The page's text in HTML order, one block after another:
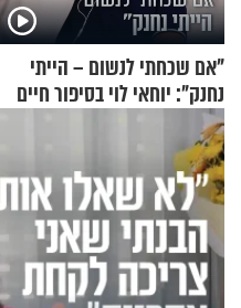
"אם שכחתי לנשום – הייתי
נחנק": יוחאי לוי בסיפור חיים
מעורר השראה